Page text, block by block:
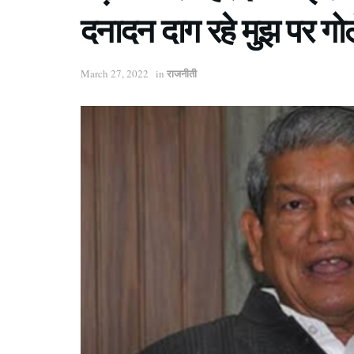
दनादन दाग रहे मुझ पर
March 27, 2022 in राजनीती